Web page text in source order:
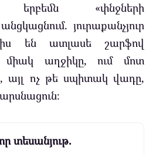
երբեմն «փնջների
յուրաքանչյուր
են ատլասե շարֆով
աղջիկը, ում մոտ
այլ ոչ թե սպիտակ վադը,
տեսանյութ.